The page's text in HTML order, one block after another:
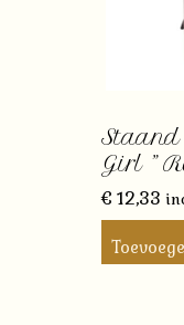
Girl ”
€ 12,33